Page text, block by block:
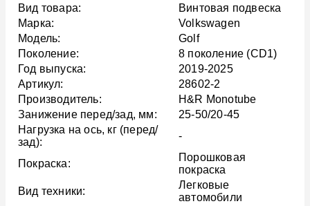
Вид товара:
Винтовая подвеска
Марка:
Volkswagen
Модель:
Golf
Поколение:
8 поколение (CD1)
Год выпуска:
2019-2025
Артикул:
28602-2
Производитель:
H&R Monotube
Занижение перед/зад, мм:
25-50/20-45
Нагрузка на ось, кг (перед/
зад):
-
Покраска:
Порошковая
покраска
Вид техники:
Легковые
автомобили